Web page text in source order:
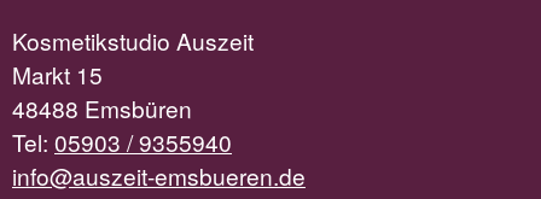
Kosmetikstudio Auszeit
Markt 15
48488 Emsbüren
Tel: 05903 / 9355940
info@auszeit-emsbueren.de